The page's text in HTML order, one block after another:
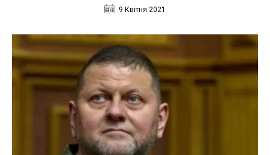
9 Квітня 2021